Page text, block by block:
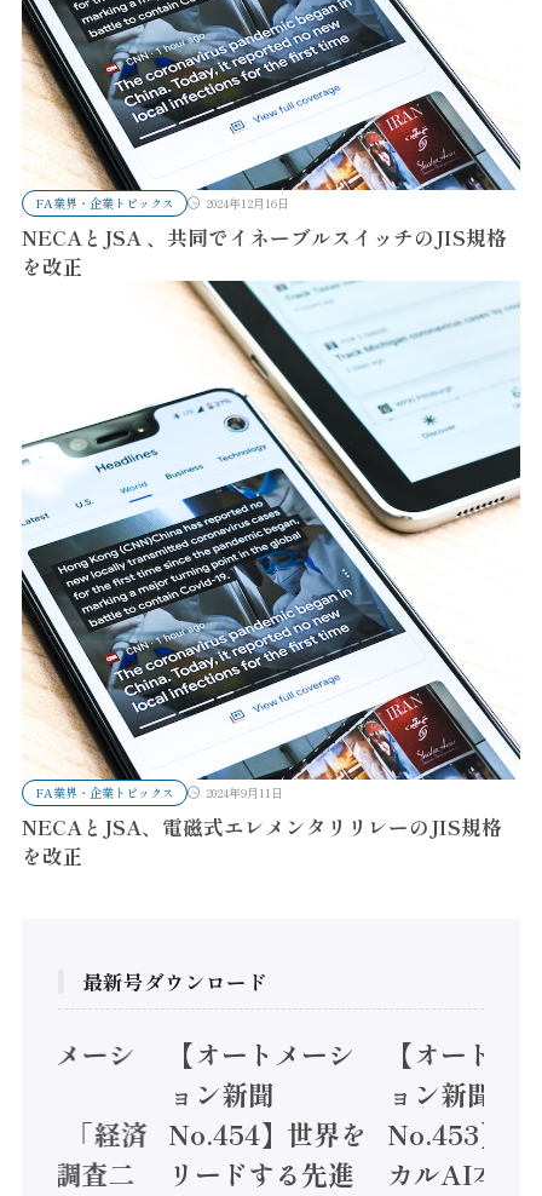
FA業界・企業トピックス 2024年12月16日
NECAとJSA 、共同でイネーブルスイッチのJIS規格
を改正
FA業界・企業トピックス 2024年9月11日
NECAとJSA、電磁式エレメンタリリレーのJIS規格
を改正
最新号ダウンロード
トメーシ
】「経済
態調査二
【オートメーシ
ョン新聞
No.454】世界を
リードする先進
【オートメ
ョン新聞
No.453】フ
カルAI本格